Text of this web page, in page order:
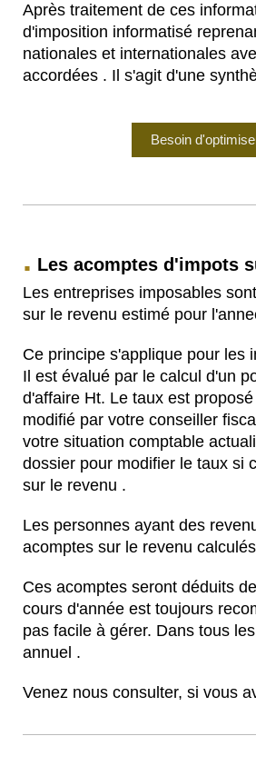
Après traitement de ces
d'imposition informatisé
nationales et internationales
accordées . Il s'agit d'une
Besoin
. Les acomptes d'impots
Les entreprises imposables
sur le revenu estimé pour
Ce principe s'applique pour les
Il est évalué par le calcul d'un
d'affaire Ht. Le taux est
modifié par votre conseiller
votre situation comptable
dossier pour modifier le taux si
sur le revenu .
Les personnes ayant des
acomptes sur le revenu
Ces acomptes seront déduits
cours d'année est toujours
pas facile à gérer. Dans tous
annuel .
Venez nous consulter, si vous